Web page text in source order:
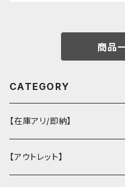
商品
CATEGORY
【在庫アリ/即納】
【アウトレット】